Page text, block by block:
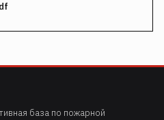
база по пожарной